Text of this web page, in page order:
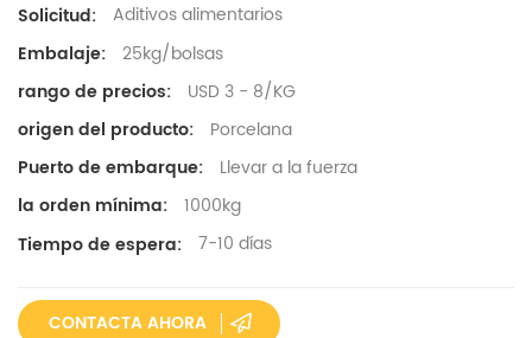
Solicitud:
Aditivos alimentarios
Embalaje:
25kg/bolsas
rango de precios:
USD 3 - 8/KG
origen del producto:
Porcelana
Puerto de embarque:
Llevar a la fuerza
la orden mínima:
1000kg
Tiempo de espera:
7-10 días
CONTACTA AHORA